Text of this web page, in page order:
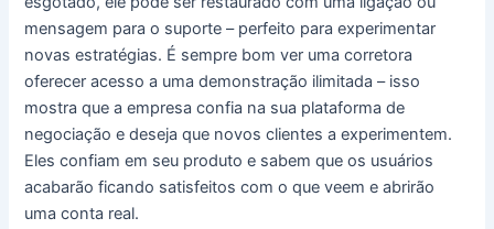
mensagem para o suporte – perfeito para experimentar
novas estratégias. É sempre bom ver uma corretora
oferecer acesso a uma demonstração ilimitada – isso
mostra que a empresa confia na sua plataforma de
negociação e deseja que novos clientes a experimentem.
Eles confiam em seu produto e sabem que os usuários
acabarão ficando satisfeitos com o que veem e abrirão
uma conta real.